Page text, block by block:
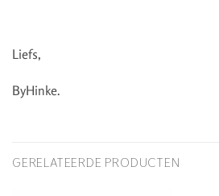
Liefs,
ByHinke.
GERELATEERDE PRODUCTEN